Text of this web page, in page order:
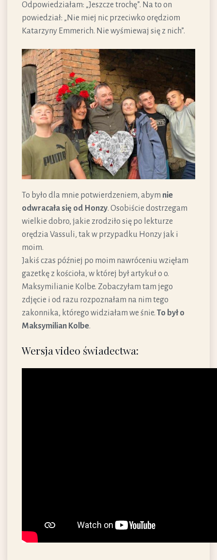
Odpowiedziałam: „Jeszcze trochę”. Na to on
powiedział: „Nie miej nic przeciwko orędziom
Katarzyny Emmerich. Nie wyśmiewaj się z nich”.
To było dla mnie potwierdzeniem, abym nie
odwracała się od Honzy. Osobiście dostrzegam
wielkie dobro, jakie zrodziło się po lekturze
orędzia Vassuli, tak w przypadku Honzy jak i
moim.
Jakiś czas później po moim nawróceniu wzięłam
gazetkę z kościoła, w której był artykuł o o.
Maksymilianie Kolbe. Zobaczyłam tam jego
zdjęcie i od razu rozpoznałam na nim tego
zakonnika, którego widziałam we śnie. To był o
Maksymilian Kolbe.
Wersja video świadectwa: